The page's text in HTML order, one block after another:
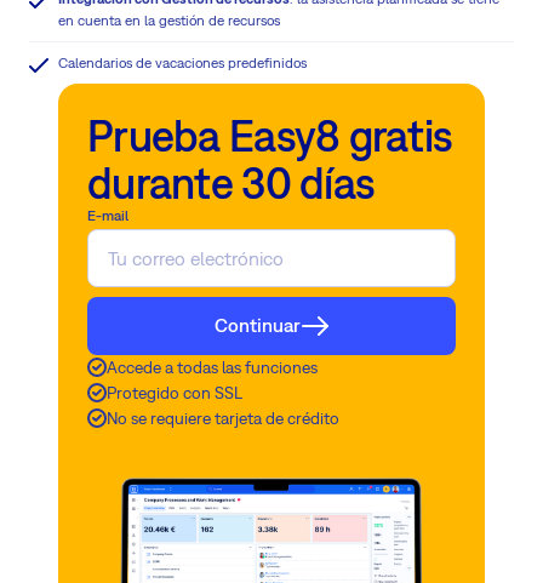
en cuenta en la gestión de recursos
Calendarios de vacaciones predefinidos
Prueba Easy8 gratis
durante 30 días
E-mail
Continuar
Accede a todas las funciones
Protegido con SSL
No se requiere tarjeta de crédito